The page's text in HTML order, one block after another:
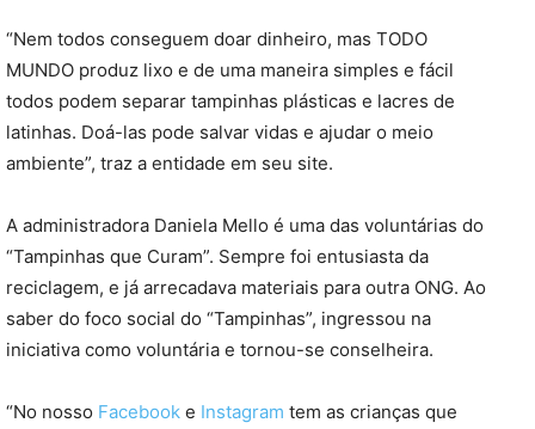
“Nem todos conseguem doar dinheiro, mas TODO
MUNDO produz lixo e de uma maneira simples e fácil
todos podem separar tampinhas plásticas e lacres de
latinhas. Doá-las pode salvar vidas e ajudar o meio
ambiente”, traz a entidade em seu site.
A administradora Daniela Mello é uma das voluntárias do
“Tampinhas que Curam”. Sempre foi entusiasta da
reciclagem, e já arrecadava materiais para outra ONG. Ao
saber do foco social do “Tampinhas”, ingressou na
iniciativa como voluntária e tornou-se conselheira.
“No nosso Facebook e Instagram tem as crianças que